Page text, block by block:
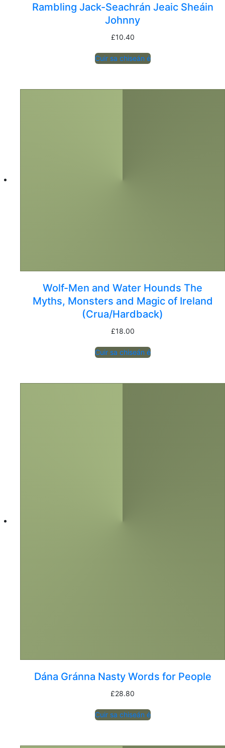
Rambling Jack-Seachrán Jeaic Sheáin
Johnny
£10.40
Cuir sa chiseán é
Wolf-Men and Water Hounds The
Myths, Monsters and Magic of Ireland
(Crua/Hardback)
£18.00
Cuir sa chiseán é
Dána Gránna Nasty Words for People
£28.80
Cuir sa chiseán é